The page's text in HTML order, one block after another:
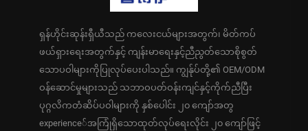
ရှန်ဟိုင်းဆုန်းရှီယီသည် ကလေးငယ်များအတွက်၊ မိတ်ကပ်
ဖယ်ရှားရေးအတွက်နှင့် ကျန်းမာရေးနှင့်ညီညွတ်သောစိုစွတ်
သောပဝါများကိုပြုလုပ်ပေးပါသည်။ ကျွန်ုပ်တို့၏ OEM/ODM
ဝန်ဆောင်မှုများသည် သဘာဝပတ်ဝန်းကျင်နှင့်ကိုက်ညီပြီး
ပုဂ္ဂလိကတံဆိပ်ပဝါများကို နှစ်ပေါင်း ၂၀ ကျော်အတွ
experience်အကြုံရှိသောထုတ်လုပ်ရေးလိုင်း ၂၀ ကျော်ဖြင့်